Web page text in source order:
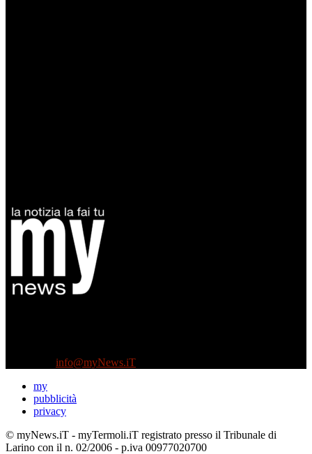
info@myNews.iT
my
pubblicità
privacy
© myNews.iT - myTermoli.iT registrato presso il Tribunale di
Larino con il n. 02/2006 - p.iva 00977020700